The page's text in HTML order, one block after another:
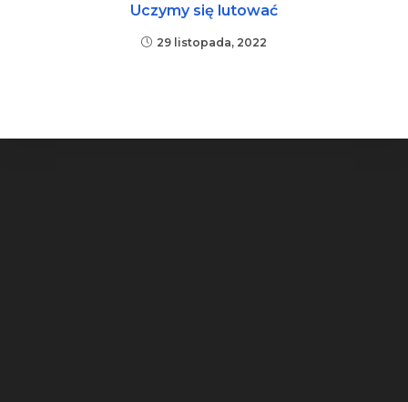
Uczymy się lutować
29 listopada, 2022